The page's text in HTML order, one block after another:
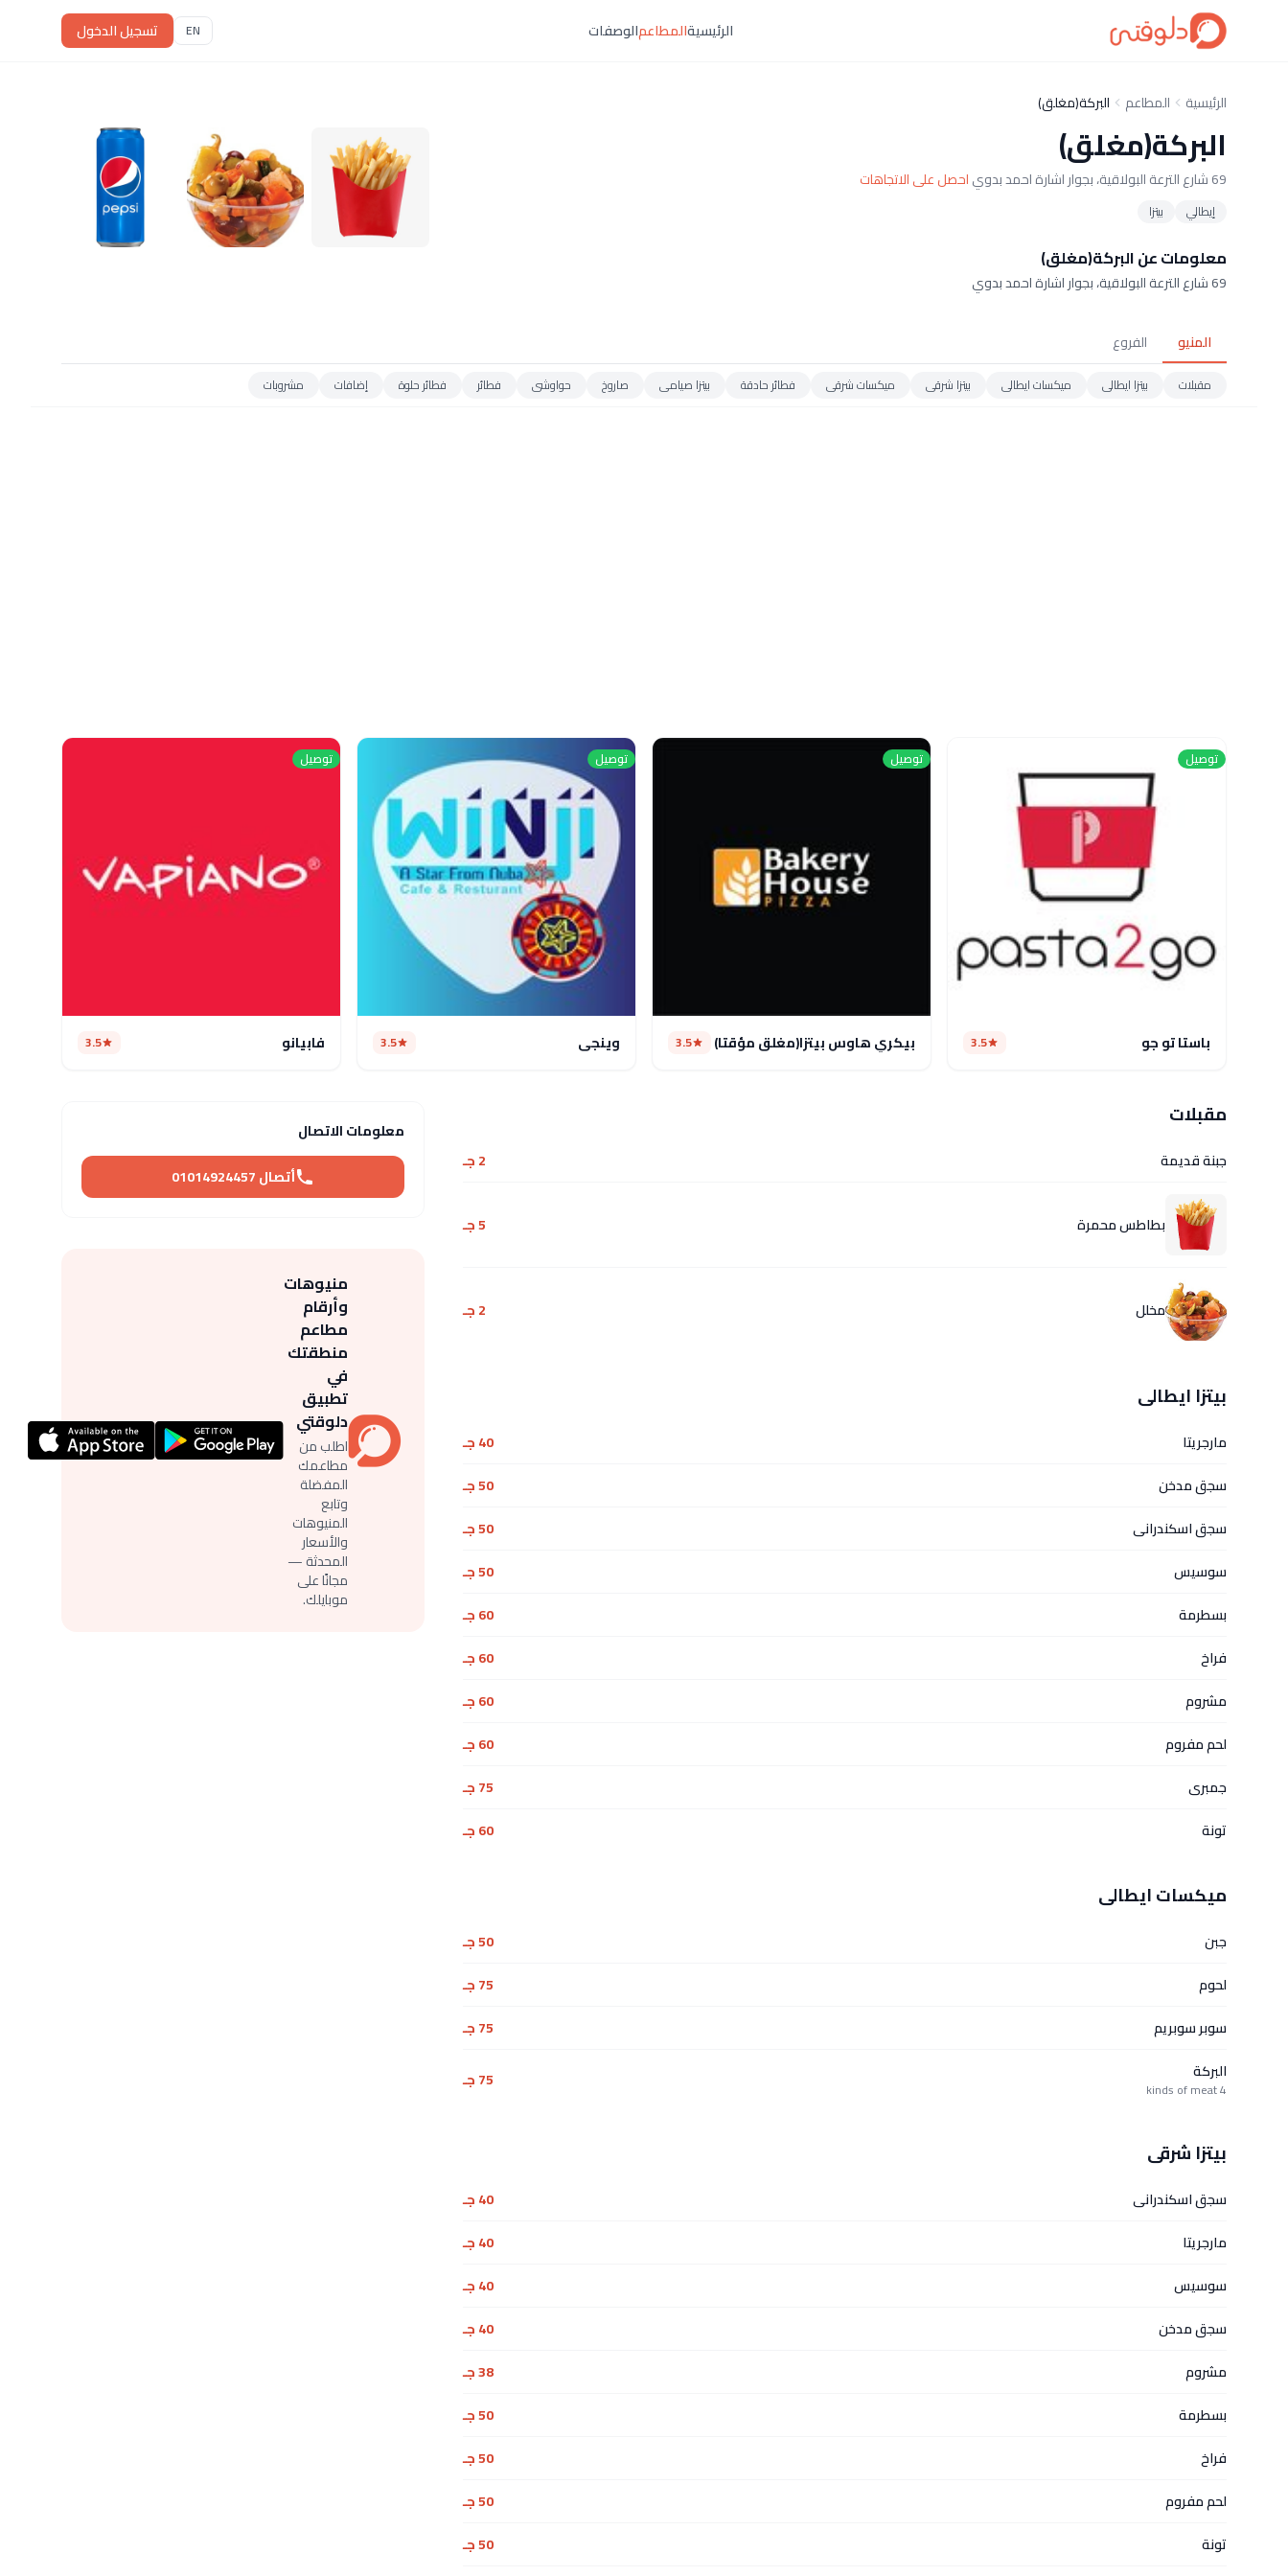
الرئيسيةالمطاعمالوصفات EN تسجيل الدخول
الرئيسية المطاعم البركة(مغلق)
البركة(مغلق)
69 شارع الترعة البولاقية، بجوار اشارة احمد بدوي احصل على الاتجاهات
إيطالي بيتزا
معلومات عن البركة(مغلق)
69 شارع الترعة البولاقية، بجوار اشارة احمد بدوي
المنيو الفروع
مقبلات بيتزا ايطالى ميكسات ايطالى بيتزا شرقى ميكسات شرقى فطائر حادقة بيتزا صيامى صاروخ حواوشى فطائر فطائر حلوة إضافات مشروبات
توصيل
باستا تو جو 3.5
توصيل
بيكري هاوس بيتزا(مغلق مؤقتا) 3.5
توصيل
وينجى 3.5
توصيل
فابيانو 3.5
مقبلات
جبنة قديمة 2 جـ
بطاطس محمرة 5 جـ
مخلل 2 جـ
بيتزا ايطالى
مارجريتا
40 جـ
سجق مدخن
50 جـ
سجق اسكندرانى
50 جـ
سوسيس
50 جـ
بسطرمة
60 جـ
فراخ
60 جـ
مشروم
60 جـ
لحم مفروم
60 جـ
جمبرى
75 جـ
تونة
60 جـ
ميكسات ايطالى
جبن
50 جـ
لحوم
75 جـ
سوبر سوبريم
75 جـ
البركة
4 kinds of meat 75 جـ
بيتزا شرقى
سجق اسكندرانى
40 جـ
مارجريتا
40 جـ
سوسيس
40 جـ
سجق مدخن
40 جـ
مشروم
38 جـ
بسطرمة
50 جـ
فراخ
50 جـ
لحم مفروم
50 جـ
تونة
50 جـ
معلومات الاتصال
أتصال 01014924457
منيوهات
وأرقام
مطاعم
منطقتك
في
تطبيق
دلوقتي
اطلب من
مطاعمك
المفضلة
وتابع
المنيوهات
والأسعار
المحدثة —
مجانًا على
موبايلك.